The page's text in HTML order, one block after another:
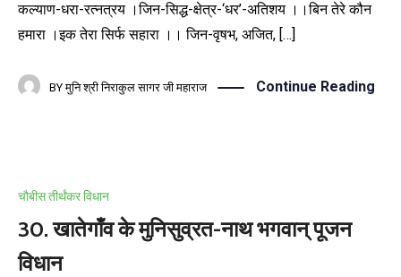
कल्याण-धरा-रत्नत्रय ।जिन-सिद्ध-क्षेत्र-‘धर’-अतिशय ।।बिन तेरे कौन
हमारा ।इक तेरा सिर्फ सहारा ।। जिन-वृषभ, अजित, […]
BY मुनि श्री निराकुल सागर जी महाराज Continue Reading
चौबीस तीर्थंकर विधान
30. खातेगाँव के मुनिसुव्रत-नाथ भगवान् पूजन
विधान